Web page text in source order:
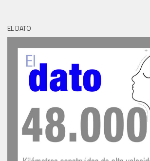
EL DATO